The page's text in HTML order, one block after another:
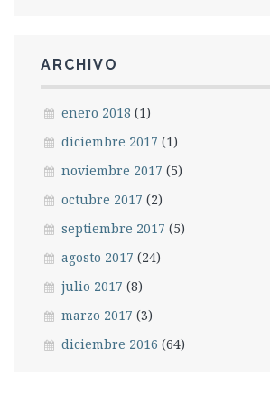
ARCHIVO
enero 2018 (1)
diciembre 2017 (1)
noviembre 2017 (5)
octubre 2017 (2)
septiembre 2017 (5)
agosto 2017 (24)
julio 2017 (8)
marzo 2017 (3)
diciembre 2016 (64)